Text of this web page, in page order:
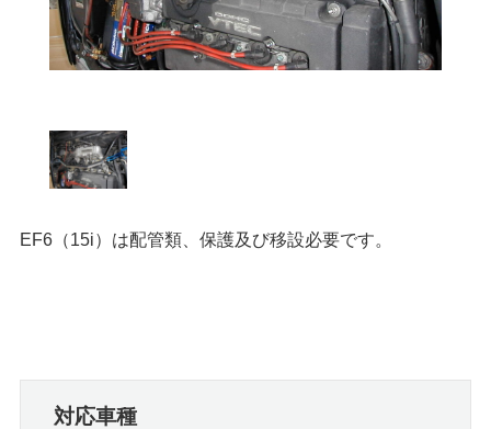
EF6（15i）は配管類、保護及び移設必要です。
対応車種